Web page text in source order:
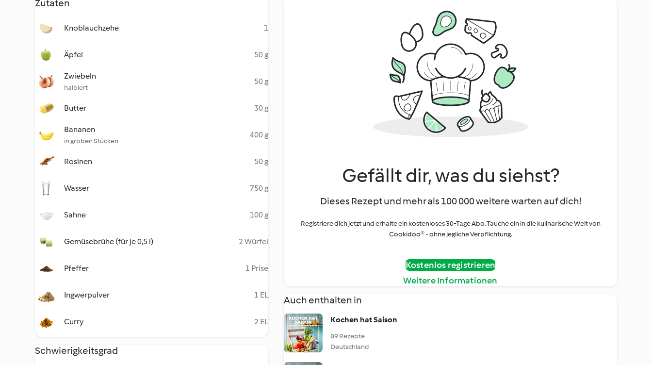
Zutaten
Knoblauchzehe 1
Äpfel 50 g
Zwiebeln
halbiert
50 g
Butter 30 g
Bananen
in groben Stücken
400 g
Rosinen 50 g
Wasser 750 g
Sahne 100 g
Gemüsebrühe (für je 0,5 l) 2 Würfel
Pfeffer 1 Prise
Ingwerpulver 1 EL
Curry 2 EL
Schwierigkeitsgrad
Gefällt dir, was du siehst?
Dieses Rezept und mehr als 100 000 weitere warten auf dich!
Registriere dich jetzt und erhalte ein kostenloses 30-Tage Abo. Tauche ein in die kulinarische Welt von
Cookidoo® - ohne jegliche Verpflichtung.
Kostenlos registrieren
Weitere Informationen
Auch enthalten in
Kochen hat Saison
89 Rezepte
Deutschland